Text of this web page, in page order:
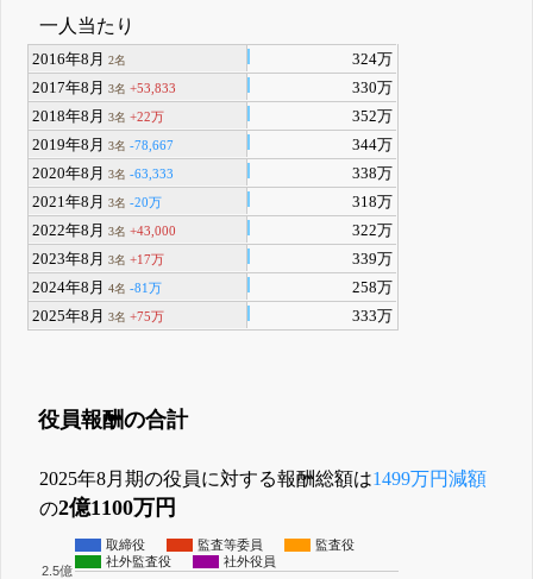
一人当たり
2016年8月2名
324万
2017年8月3名 +53,833
330万
2018年8月3名 +22万
352万
2019年8月3名 -78,667
344万
2020年8月3名 -63,333
338万
2021年8月3名 -20万
318万
2022年8月3名 +43,000
322万
2023年8月3名 +17万
339万
2024年8月4名 -81万
258万
2025年8月3名 +75万 333万
役員報酬の合計
2025年8月期の役員に対する報酬総額は1499万円減額
の2億1100万円
取締役 監査等委員
監査役
社外監査役
社外役員
2.5億